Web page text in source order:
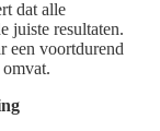
dat alle
juiste resultaten.
een voortdurend